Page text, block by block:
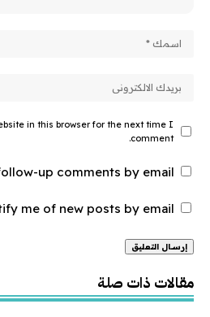
in this browser for the next time I
comment.
up comments by email.
me of new posts by email.
مقالات ذات صلة